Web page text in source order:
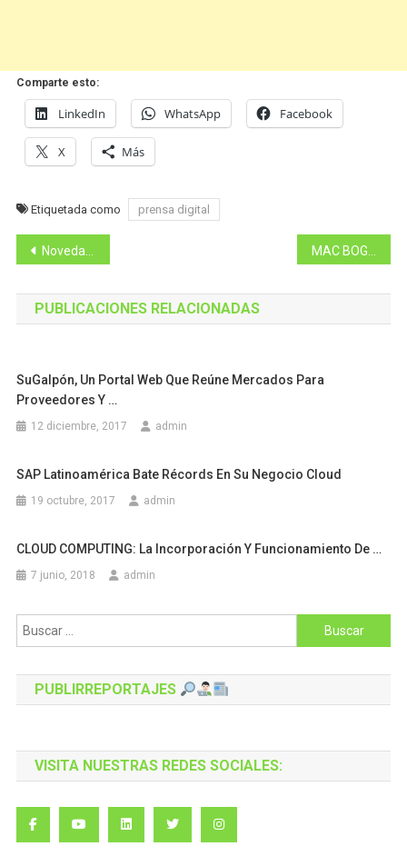
Comparte esto:
LinkedIn WhatsApp Facebook
X Más
Etiquetada como prensa digital
Navegación
de
entradas
Novedades del sector real y financiero
PUBLICACIONES RELACIONADAS
SuGalpón, Un Portal Web Que Reúne Mercados Para
Proveedores Y …
12 diciembre, 2017 admin
SAP Latinoamérica Bate Récords En Su Negocio Cloud
19 octubre, 2017 admin
CLOUD COMPUTING: La Incorporación Y Funcionamiento De …
7 junio, 2018 admin
Buscar:
PUBLIRREPORTAJES
VISITA NUESTRAS REDES SOCIALES: